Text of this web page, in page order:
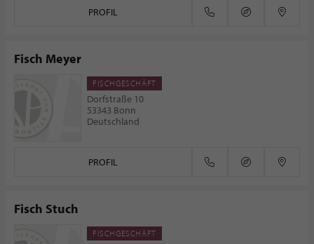
PROFIL
Fisch Meyer
FISCHGESCHÄFT
Dorfstraße 10
53343 Bonn
Deutschland
PROFIL
Fisch Stuch
FISCHGESCHÄFT